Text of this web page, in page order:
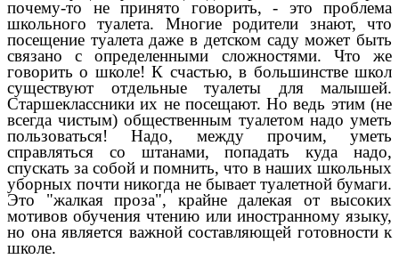
почему-то не принято говорить, - это проблема
школьного туалета. Многие родители знают, что
посещение туалета даже в детском саду может быть
связано с определенными сложностями. Что же
говорить о школе! К счастью, в большинстве школ
существуют отдельные туалеты для малышей.
Старшеклассники их не посещают. Но ведь этим (не
всегда чистым) общественным туалетом надо уметь
пользоваться! Надо, между прочим, уметь
справляться со штанами, попадать куда надо,
спускать за собой и помнить, что в наших школьных
уборных почти никогда не бывает туалетной бумаги.
Это "жалкая проза", крайне далекая от высоких
мотивов обучения чтению или иностранному языку,
но она является важной составляющей готовности к
школе.